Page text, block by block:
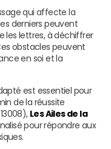
qui affecte la
derniers peuvent
les lettres, à déchiffrer
obstacles peuvent
en soi et la
est essentiel pour
de la réussite
Les Ailes de la
pour répondre aux